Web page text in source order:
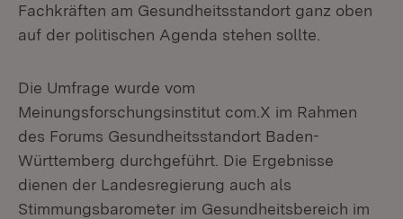
Fachkräften am Gesundheitsstandort ganz oben
auf der politischen Agenda stehen sollte.
Die Umfrage wurde vom
Meinungsforschungsinstitut com.X im Rahmen
des Forums Gesundheitsstandort Baden-
Württemberg durchgeführt. Die Ergebnisse
dienen der Landesregierung auch als
Stimmungsbarometer im Gesundheitsbereich im